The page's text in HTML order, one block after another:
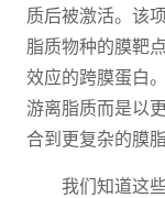
质后被激活。该
脂质物种的膜靶
效应的跨膜蛋白
游离脂质而是以
合到更复杂的膜
我们知道这